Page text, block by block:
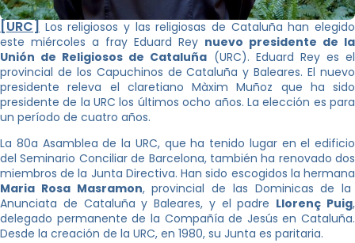
[URC] Los religiosos y las religiosas de Cataluña han elegido
este miércoles a fray Eduard Rey nuevo presidente de la
Unión de Religiosos de Cataluña (URC). Eduard Rey es el
provincial de los Capuchinos de Cataluña y Baleares. El nuevo
presidente releva el claretiano Màxim Muñoz que ha sido
presidente de la URC los últimos ocho años. La elección es para
un período de cuatro años.
La 80a Asamblea de la URC, que ha tenido lugar en el edificio
del Seminario Conciliar de Barcelona, ​​también ha renovado dos
miembros de la Junta Directiva. Han sido escogidos la hermana
Maria Rosa Masramon, provincial de las Dominicas de la
Anunciata de Cataluña y Baleares, y el padre Llorenç Puig,
delegado permanente de la Compañía de Jesús en Cataluña.
Desde la creación de la URC, en 1980, su Junta es paritaria.